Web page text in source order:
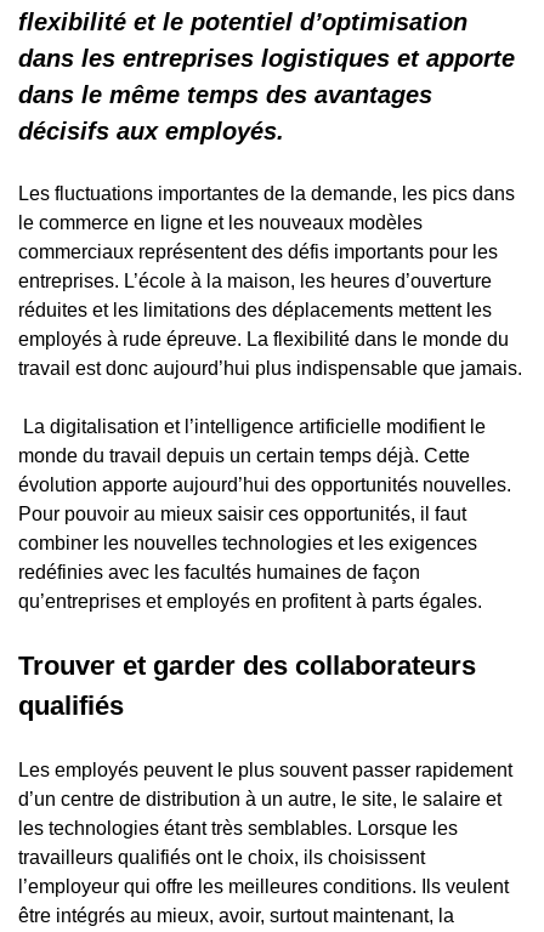
flexibilité et le potentiel d’optimisation
dans les entreprises logistiques et apporte
dans le même temps des avantages
décisifs aux employés.
Les fluctuations importantes de la demande, les pics dans
le commerce en ligne et les nouveaux modèles
commerciaux représentent des défis importants pour les
entreprises. L’école à la maison, les heures d’ouverture
réduites et les limitations des déplacements mettent les
employés à rude épreuve. La flexibilité dans le monde du
travail est donc aujourd’hui plus indispensable que jamais.
La digitalisation et l’intelligence artificielle modifient le
monde du travail depuis un certain temps déjà. Cette
évolution apporte aujourd’hui des opportunités nouvelles.
Pour pouvoir au mieux saisir ces opportunités, il faut
combiner les nouvelles technologies et les exigences
redéfinies avec les facultés humaines de façon
qu’entreprises et employés en profitent à parts égales.
Trouver et garder des collaborateurs
qualifiés
Les employés peuvent le plus souvent passer rapidement
d’un centre de distribution à un autre, le site, le salaire et
les technologies étant très semblables. Lorsque les
travailleurs qualifiés ont le choix, ils choisissent
l’employeur qui offre les meilleures conditions. Ils veulent
être intégrés au mieux, avoir, surtout maintenant, la